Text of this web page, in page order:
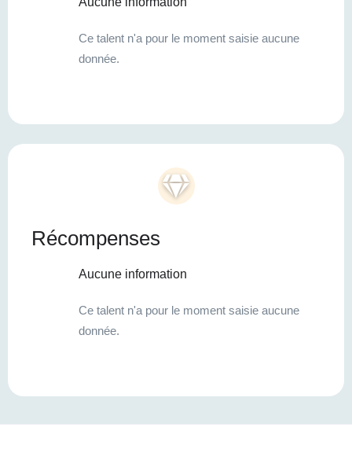
Ce talent n'a pour le moment saisie aucune
donnée.
Récompenses
Aucune information
Ce talent n'a pour le moment saisie aucune
donnée.